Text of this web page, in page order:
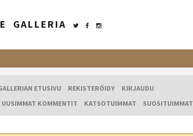
GALLERIA
ETUSIVU REKISTERÖIDY
KIRJAUDU
UUSIMMAT KOMMENTIT KATSOTUIMMAT SUOSITUIMMAT